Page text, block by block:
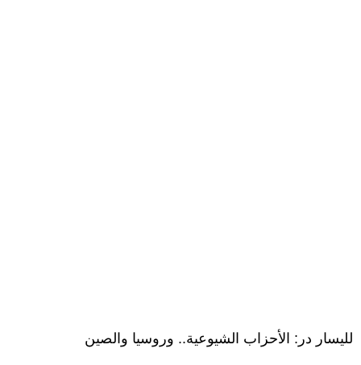
لليسار در: الأحزاب الشيوعية.. وروسيا والصين